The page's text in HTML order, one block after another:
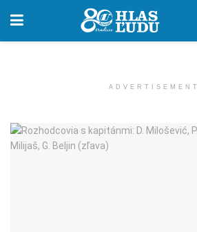
ADVERTISEMENT